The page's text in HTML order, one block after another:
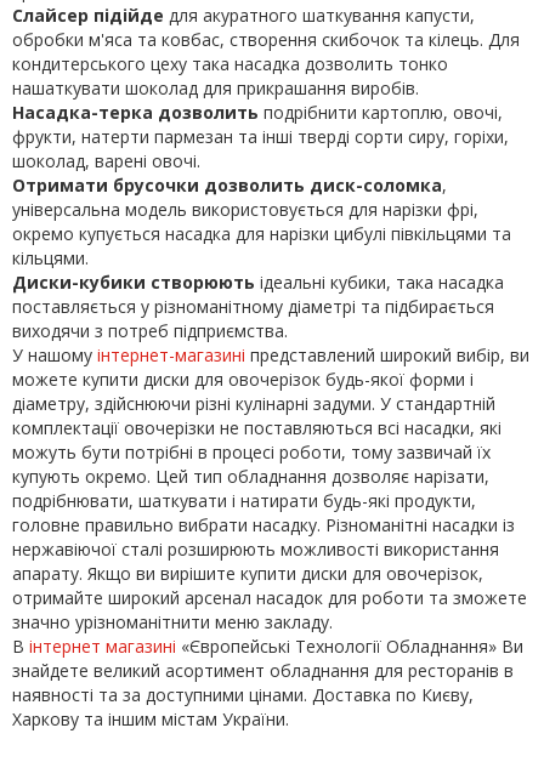
Слайсер підійде для акуратного шаткування капусти,
обробки м'яса та ковбас, створення скибочок та кілець. Для
кондитерського цеху така насадка дозволить тонко
нашаткувати шоколад для прикрашання виробів.
Насадка-терка дозволить подрібнити картоплю, овочі,
фрукти, натерти пармезан та інші тверді сорти сиру, горіхи,
шоколад, варені овочі.
Отримати брусочки дозволить диск-соломка,
універсальна модель використовується для нарізки фрі,
окремо купується насадка для нарізки цибулі півкільцями та
кільцями.
Диски-кубики створюють ідеальні кубики, така насадка
поставляється у різноманітному діаметрі та підбирається
виходячи з потреб підприємства.
У нашому інтернет-магазині представлений широкий вибір, ви
можете купити диски для овочерізок будь-якої форми і
діаметру, здійснюючи різні кулінарні задуми. У стандартній
комплектації овочерізки не поставляються всі насадки, які
можуть бути потрібні в процесі роботи, тому зазвичай їх
купують окремо. Цей тип обладнання дозволяє нарізати,
подрібнювати, шаткувати і натирати будь-які продукти,
головне правильно вибрати насадку. Різноманітні насадки із
нержавіючої сталі розширюють можливості використання
апарату. Якщо ви вирішите купити диски для овочерізок,
отримайте широкий арсенал насадок для роботи та зможете
значно урізноманітнити меню закладу.
В інтернет магазині «Європейські Технології Обладнання» Ви
знайдете великий асортимент обладнання для ресторанів в
наявності та за доступними цінами. Доставка по Києву,
Харкову та іншим містам України.